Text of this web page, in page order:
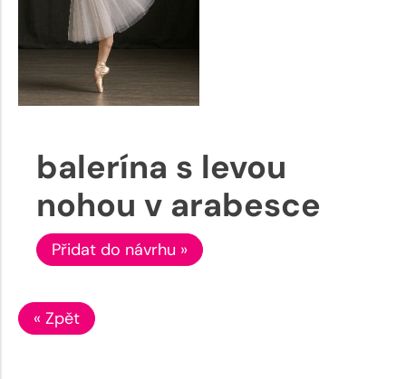
balerína s levou
nohou v arabesce
Přidat do návrhu »
« Zpět